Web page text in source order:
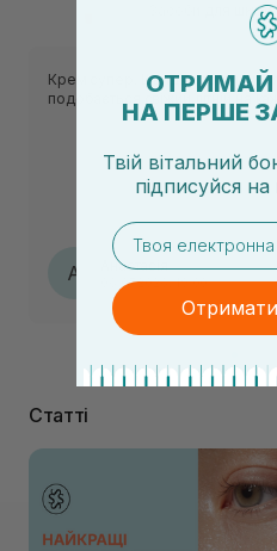
Засоби для шкіри
Крем супер. Швидко
подобається свіжий,літній,на
А Анастасія
06.07.2026, 19:00
Статті
НА ПЕРШЕ
Твій вітальний
підписуйся на
email